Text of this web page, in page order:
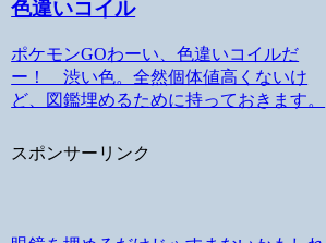
色違いコイル
ポケモンGOわーい、色違いコイルだ
ー！ 渋い色。全然個体値高くないけ
ど、図鑑埋めるために持っておきます。
スポンサーリンク